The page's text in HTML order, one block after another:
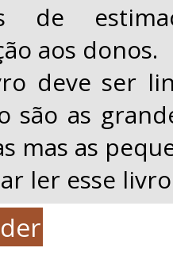
de
aos donos.
deve ser
são as
mas as
ler esse